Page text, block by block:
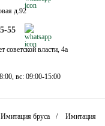
д.92
55
советской власти, 4а
вс: 09:00-15:00
Имитация бруса
Имитация